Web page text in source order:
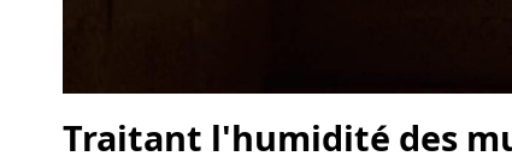
Traitant l'humidité des